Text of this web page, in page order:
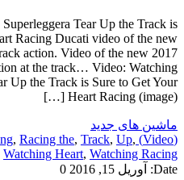
Tear Up the Track is
Racing Ducati video of the new
action. Video of the new 2017
at the track… Video: Watching
Up the Track is Sure to Get Your
Heart Racing (image) […]
ماشین های جدید
(Video) the
, Racing the, Track, Up,
Watching Heart, Watching Racing
Date:
آوریل 15, 2016 0